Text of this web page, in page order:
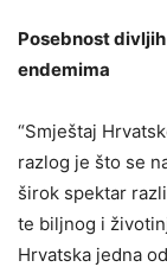
Posebnost
endemima
“Smještaj
razlog je što se
širok spektar
te biljnog i
Hrvatska jedna